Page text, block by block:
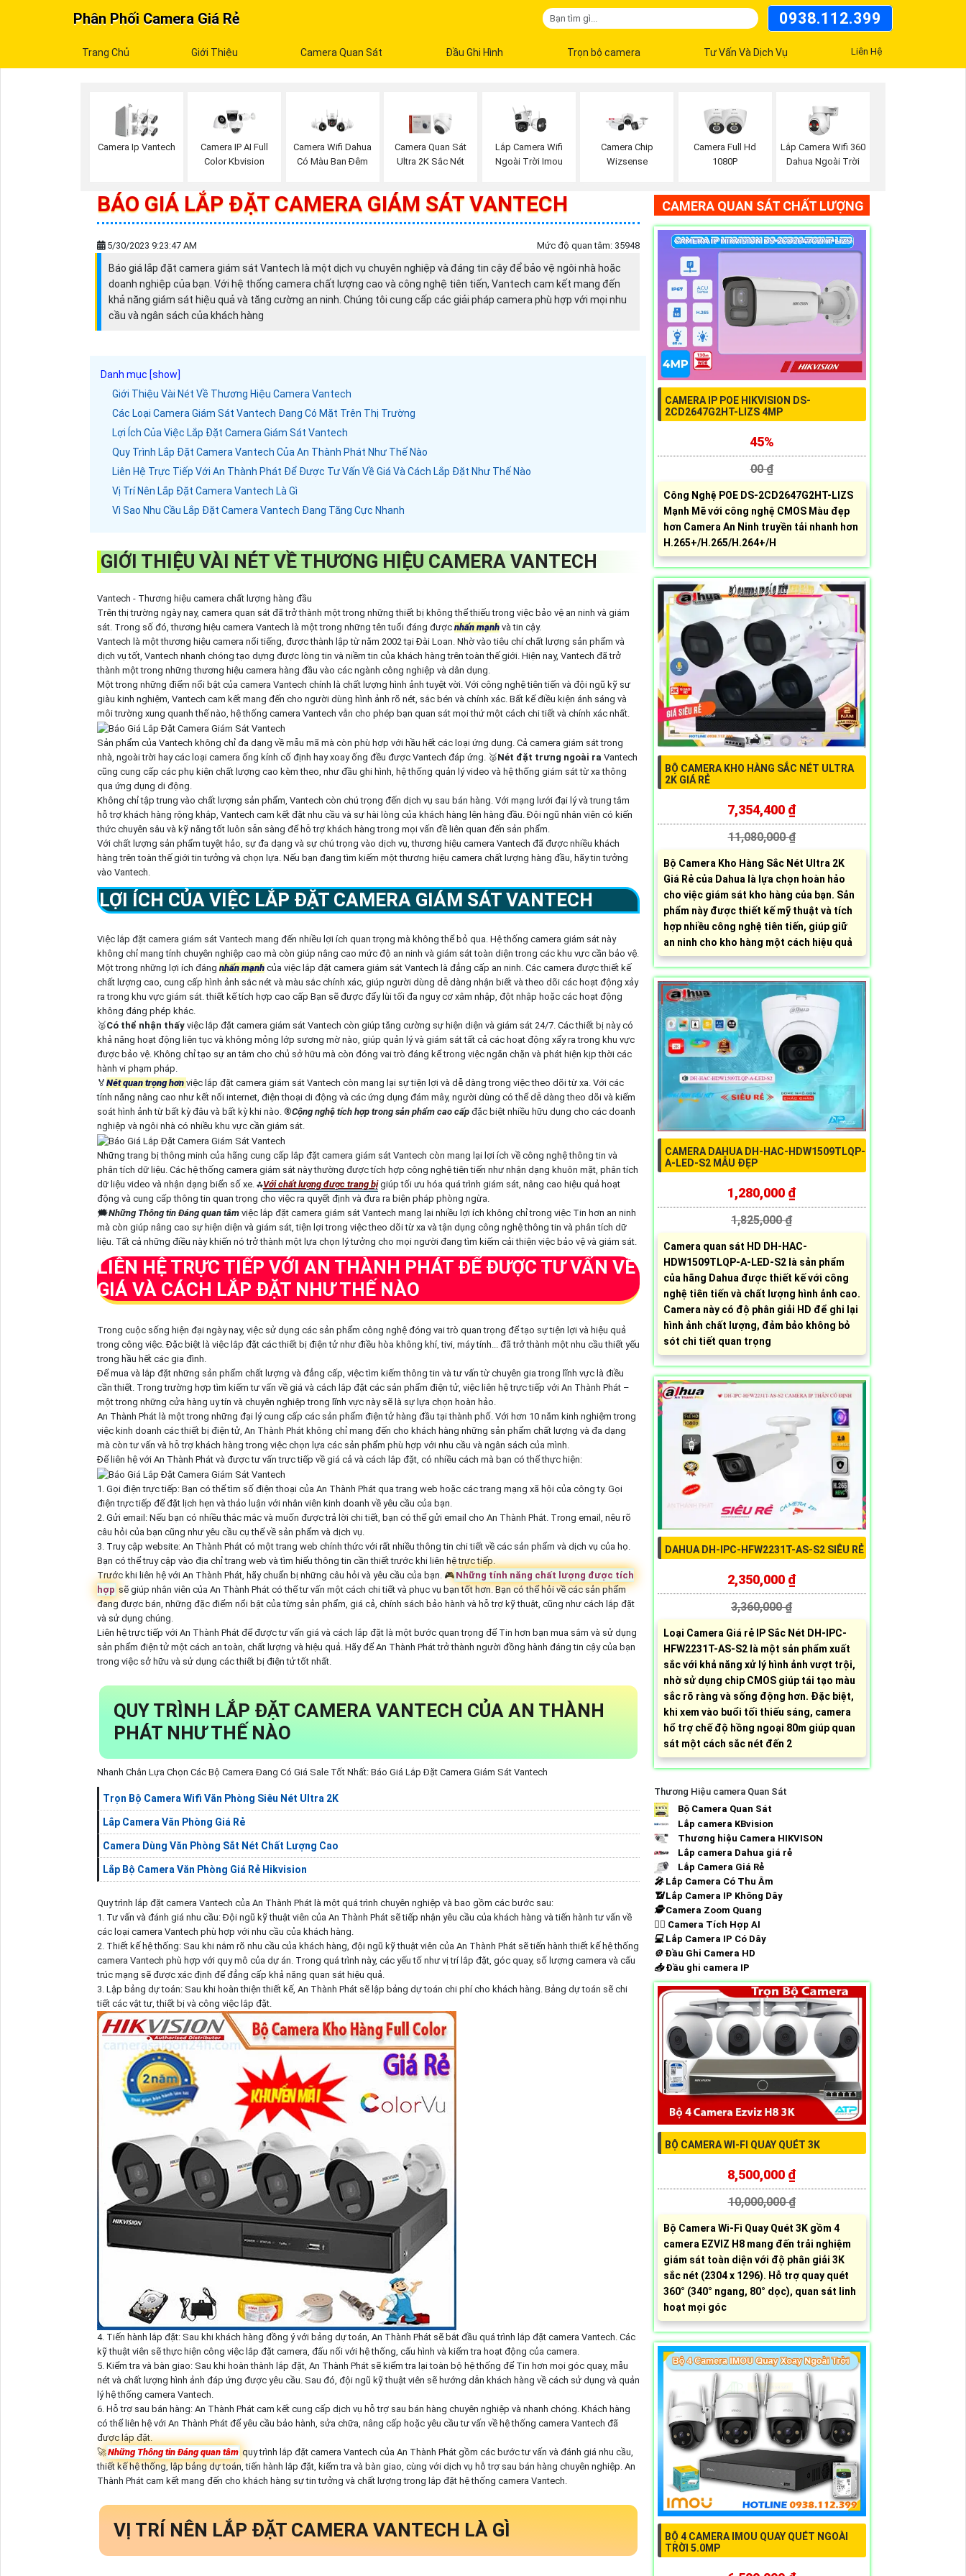
Phân Phối Camera Giá Rẻ 0938.112.399
Trang Chủ Giới Thiệu Camera Quan Sát Đầu Ghi Hình Trọn bộ camera Tư Vấn Và Dịch Vụ Liên Hệ
Camera Ip Vantech
Camera IP AI Full
Color Kbvision
Camera Wifi Dahua
Có Màu Ban Đêm
Camera Quan Sát
Ultra 2K Sắc Nét
Lắp Camera Wifi
Ngoài Trời Imou
Camera Chip
Wizsense
Camera Full Hd
1080P
Lắp Camera Wifi 360
Dahua Ngoài Trời
BÁO GIÁ LẮP ĐẶT CAMERA GIÁM SÁT VANTECH
5/30/2023 9:23:47 AM Mức độ quan tâm: 35948
Báo giá lắp đặt camera giám sát Vantech là một dịch vụ chuyên nghiệp và đáng tin cậy để bảo vệ ngôi nhà hoặc
doanh nghiệp của bạn. Với hệ thống camera chất lượng cao và công nghệ tiên tiến, Vantech cam kết mang đến
khả năng giám sát hiệu quả và tăng cường an ninh. Chúng tôi cung cấp các giải pháp camera phù hợp với mọi nhu
cầu và ngân sách của khách hàng
Giới Thiệu Vài Nét Về Thương Hiệu Camera Vantech
Các Loại Camera Giám Sát Vantech Đang Có Mặt Trên Thị Trường
Lợi Ích Của Việc Lắp Đặt Camera Giám Sát Vantech
Quy Trình Lắp Đặt Camera Vantech Của An Thành Phát Như Thế Nào
Liên Hệ Trực Tiếp Với An Thành Phát Để Được Tư Vấn Về Giá Và Cách Lắp Đặt Như Thế Nào
Vị Trí Nên Lắp Đặt Camera Vantech Là Gì
Vì Sao Nhu Cầu Lắp Đặt Camera Vantech Đang Tăng Cực Nhanh
GIỚI THIỆU VÀI NÉT VỀ THƯƠNG HIỆU CAMERA VANTECH
Vantech - Thương hiệu camera chất lượng hàng đầu
Trên thị trường ngày nay, camera quan sát đã trở thành một trong những thiết bị không thể thiếu trong việc bảo vệ an ninh và giám
sát. Trong số đó, thương hiệu camera Vantech là một trong những tên tuổi đáng được nhấn mạnhvà tin cậy.
Vantech là một thương hiệu camera nổi tiếng, được thành lập từ năm 2002 tại Đài Loan. Nhờ vào tiêu chí chất lượng sản phẩm và
dịch vụ tốt, Vantech nhanh chóng tạo dựng được lòng tin và niềm tin của khách hàng trên toàn thế giới. Hiện nay, Vantech đã trở
thành một trong những thương hiệu camera hàng đầu vào các ngành công nghiệp và dân dụng.
Một trong những điểm nổi bật của camera Vantech chính là chất lượng hình ảnh tuyệt vời. Với công nghệ tiên tiến và đội ngũ kỹ sư
giàu kinh nghiệm, Vantech cam kết mang đến cho người dùng hình ảnh rõ nét, sắc bén và chính xác. Bất kể điều kiện ánh sáng và
môi trường xung quanh thế nào, hệ thống camera Vantech vẫn cho phép bạn quan sát mọi thứ một cách chi tiết và chính xác nhất.
Sản phẩm của Vantech không chỉ đa dạng về mẫu mã mà còn phù hợp với hầu hết các loại ứng dụng. Cả camera giám sát trong
nhà, ngoài trời hay các loại camera ống kính cố định hay xoay ống đều được Vantech đáp ứng. 🥈️Nét đặt trưng ngoài ra Vantech
cũng cung cấp các phụ kiện chất lượng cao kèm theo, như đầu ghi hình, hệ thống quản lý video và hệ thống giám sát từ xa thông
qua ứng dụng di động.
Không chỉ tập trung vào chất lượng sản phẩm, Vantech còn chú trọng đến dịch vụ sau bán hàng. Với mạng lưới đại lý và trung tâm
hỗ trợ khách hàng rộng khắp, Vantech cam kết đặt nhu cầu và sự hài lòng của khách hàng lên hàng đầu. Đội ngũ nhân viên có kiến
thức chuyên sâu và kỹ năng tốt luôn sẵn sàng để hỗ trợ khách hàng trong mọi vấn đề liên quan đến sản phẩm.
Với chất lượng sản phẩm tuyệt hảo, sự đa dạng và sự chú trọng vào dịch vụ, thương hiệu camera Vantech đã được nhiều khách
hàng trên toàn thế giới tin tưởng và chọn lựa. Nếu bạn đang tìm kiếm một thương hiệu camera chất lượng hàng đầu, hãy tin tưởng
vào Vantech.
LỢI ÍCH CỦA VIỆC LẮP ĐẶT CAMERA GIÁM SÁT VANTECH
Việc lắp đặt camera giám sát Vantech mang đến nhiều lợi ích quan trọng mà không thể bỏ qua. Hệ thống camera giám sát này
không chỉ mang tính chuyên nghiệp cao mà còn giúp nâng cao mức độ an ninh và giám sát toàn diện trong các khu vực cần bảo vệ.
Một trong những lợi ích đáng nhấn mạnhcủa việc lắp đặt camera giám sát Vantech là đẳng cấp an ninh. Các camera được thiết kế
chất lượng cao, cung cấp hình ảnh sắc nét và màu sắc chính xác, giúp người dùng dễ dàng nhận biết và theo dõi các hoạt động xảy
ra trong khu vực giám sát. thiết kế tích hợp cao cấp Bạn sẽ được đẩy lùi tối đa nguy cơ xâm nhập, đột nhập hoặc các hoạt động
không đáng phép khác.
🥈️Có thể nhận thấyviệc lắp đặt camera giám sát Vantech còn giúp tăng cường sự hiện diện và giám sát 24/7. Các thiết bị này có
khả năng hoạt động liên tục và không mỏng lớp sương mờ nào, giúp quản lý và giám sát tất cả các hoạt động xẩy ra trong khu vực
được bảo vệ. Không chỉ tạo sự an tâm cho chủ sở hữu mà còn đóng vai trò đáng kể trong việc ngăn chặn và phát hiện kịp thời các
hành vi phạm pháp.
️🏅️ Nét quan trọng hơn việc lắp đặt camera giám sát Vantech còn mang lại sự tiện lợi và dễ dàng trong việc theo dõi từ xa. Với các
tính năng nâng cao như kết nối internet, điện thoại di động và các ứng dụng đám mây, người dùng có thể dễ dàng theo dõi và kiểm
soát hình ảnh từ bất kỳ đâu và bất kỳ khi nào. ®️Cộng nghệ tích hợp trong sản phẩm cao cấpđặc biệt nhiều hữu dụng cho các doanh
nghiệp và ngôi nhà có nhiều khu vực cần giám sát.
Những trang bị thông minh của hãng cung cấp lắp đặt camera giám sát Vantech còn mang lại lợi ích về công nghệ thông tin và
phân tích dữ liệu. Các hệ thống camera giám sát này thường được tích hợp công nghệ tiên tiến như nhận dạng khuôn mặt, phân tích
dữ liệu video và nhận dạng biển số xe. ⁂Với chất lượng được trang bịgiúp tối ưu hóa quá trình giám sát, nâng cao hiệu quả hoạt
động và cung cấp thông tin quan trọng cho việc ra quyết định và đưa ra biện pháp phòng ngừa.
🗯️Những Thông tin Đáng quan tâmviệc lắp đặt camera giám sát Vantech mang lại nhiều lợi ích không chỉ trong việc Tin hơn an ninh
mà còn giúp nâng cao sự hiện diện và giám sát, tiện lợi trong việc theo dõi từ xa và tận dụng công nghệ thông tin và phân tích dữ
liệu. Tất cả những điều này khiến nó trở thành một lựa chọn lý tưởng cho mọi người đang tìm kiếm cải thiện việc bảo vệ và giám sát.
LIÊN HỆ TRỰC TIẾP VỚI AN THÀNH PHÁT ĐỂ ĐƯỢC TƯ VẤN VỀ
GIÁ VÀ CÁCH LẮP ĐẶT NHƯ THẾ NÀO
Trong cuộc sống hiện đại ngày nay, việc sử dụng các sản phẩm công nghệ đóng vai trò quan trọng để tạo sự tiện lợi và hiệu quả
trong công việc. Đặc biệt là việc lắp đặt các thiết bị điện tử như điều hòa không khí, tivi, máy tính... đã trở thành một nhu cầu thiết yếu
trong hầu hết các gia đình.
Để mua và lắp đặt những sản phẩm chất lượng và đẳng cấp, việc tìm kiếm thông tin và tư vấn từ chuyên gia trong lĩnh vực là điều
cần thiết. Trong trường hợp tìm kiếm tư vấn về giá và cách lắp đặt các sản phẩm điện tử, việc liên hệ trực tiếp với An Thành Phát –
một trong những cửa hàng uy tín và chuyên nghiệp trong lĩnh vực này sẽ là sự lựa chọn hoàn hảo.
An Thành Phát là một trong những đại lý cung cấp các sản phẩm điện tử hàng đầu tại thành phố. Với hơn 10 năm kinh nghiệm trong
việc kinh doanh các thiết bị điện tử, An Thành Phát không chỉ mang đến cho khách hàng những sản phẩm chất lượng và đa dạng
mà còn tư vấn và hỗ trợ khách hàng trong việc chọn lựa các sản phẩm phù hợp với nhu cầu và ngân sách của mình.
Để liên hệ với An Thành Phát và được tư vấn trực tiếp về giá cả và cách lắp đặt, có nhiều cách mà bạn có thể thực hiện:
1. Gọi điện trực tiếp: Bạn có thể tìm số điện thoại của An Thành Phát qua trang web hoặc các trang mạng xã hội của công ty. Gọi
điện trực tiếp để đặt lịch hẹn và thảo luận với nhân viên kinh doanh về yêu cầu của bạn.
2. Gửi email: Nếu bạn có nhiều thắc mắc và muốn được trả lời chi tiết, bạn có thể gửi email cho An Thành Phát. Trong email, nêu rõ
câu hỏi của bạn cũng như yêu cầu cụ thể về sản phẩm và dịch vụ.
3. Truy cập website: An Thành Phát có một trang web chính thức với rất nhiều thông tin chi tiết về các sản phẩm và dịch vụ của họ.
Bạn có thể truy cập vào địa chỉ trang web và tìm hiểu thông tin cần thiết trước khi liên hệ trực tiếp.
Trước khi liên hệ với An Thành Phát, hãy chuẩn bị những câu hỏi và yêu cầu của bạn. 🎮 Những tính năng chất lượng được tích
hợp sẽ giúp nhân viên của An Thành Phát có thể tư vấn một cách chi tiết và phục vụ bạn tốt hơn. Bạn có thể hỏi về các sản phẩm
đang được bán, những đặc điểm nổi bật của từng sản phẩm, giá cả, chính sách bảo hành và hỗ trợ kỹ thuật, cũng như cách lắp đặt
và sử dụng chúng.
Liên hệ trực tiếp với An Thành Phát để được tư vấn giá và cách lắp đặt là một bước quan trọng để Tin hơn bạn mua sắm và sử dụng
sản phẩm điện tử một cách an toàn, chất lượng và hiệu quả. Hãy để An Thành Phát trở thành người đồng hành đáng tin cậy của bạn
trong việc sở hữu và sử dụng các thiết bị điện tử tốt nhất.
QUY TRÌNH LẮP ĐẶT CAMERA VANTECH CỦA AN THÀNH
PHÁT NHƯ THẾ NÀO
Nhanh Chân Lựa Chọn Các Bộ Camera Đang Có Giá Sale Tốt Nhất: Báo Giá Lắp Đặt Camera Giám Sát Vantech
Trọn Bộ Camera Wifi Văn Phòng Siêu Nét Ultra 2K
Lắp Camera Văn Phòng Giá Rẻ
Camera Dùng Văn Phòng Sắt Nét Chất Lượng Cao
Lắp Bộ Camera Văn Phòng Giá Rẻ Hikvision
Quy trình lắp đặt camera Vantech của An Thành Phát là một quá trình chuyên nghiệp và bao gồm các bước sau:
1. Tư vấn và đánh giá nhu cầu: Đội ngũ kỹ thuật viên của An Thành Phát sẽ tiếp nhận yêu cầu của khách hàng và tiến hành tư vấn về
các loại camera Vantech phù hợp với nhu cầu của khách hàng.
2. Thiết kế hệ thống: Sau khi nắm rõ nhu cầu của khách hàng, đội ngũ kỹ thuật viên của An Thành Phát sẽ tiến hành thiết kế hệ thống
camera Vantech phù hợp với quy mô của dự án. Trong quá trình này, các yếu tố như vị trí lắp đặt, góc quay, số lượng camera và cấu
trúc mạng sẽ được xác định để đẳng cấp khả năng quan sát hiệu quả.
3. Lập bảng dự toán: Sau khi hoàn thiện thiết kế, An Thành Phát sẽ lập bảng dự toán chi phí cho khách hàng. Bảng dự toán sẽ chi
tiết các vật tư, thiết bị và công việc lắp đặt.
4. Tiến hành lắp đặt: Sau khi khách hàng đồng ý với bảng dự toán, An Thành Phát sẽ bắt đầu quá trình lắp đặt camera Vantech. Các
kỹ thuật viên sẽ thực hiện công việc lắp đặt camera, đấu nối với hệ thống, cấu hình và kiểm tra hoạt động của camera.
5. Kiểm tra và bàn giao: Sau khi hoàn thành lắp đặt, An Thành Phát sẽ kiểm tra lại toàn bộ hệ thống để Tin hơn mọi góc quay, mẫu
nét và chất lượng hình ảnh đáp ứng được yêu cầu. Sau đó, đội ngũ kỹ thuật viên sẽ hướng dẫn khách hàng về cách sử dụng và quản
lý hệ thống camera Vantech.
6. Hỗ trợ sau bán hàng: An Thành Phát cam kết cung cấp dịch vụ hỗ trợ sau bán hàng chuyên nghiệp và nhanh chóng. Khách hàng
có thể liên hệ với An Thành Phát để yêu cầu bảo hành, sửa chữa, nâng cấp hoặc yêu cầu tư vấn về hệ thống camera Vantech đã
được lắp đặt.
🚀Những Thông tin Đáng quan tâm quy trình lắp đặt camera Vantech của An Thành Phát gồm các bước tư vấn và đánh giá nhu cầu,
thiết kế hệ thống, lập bảng dự toán, tiến hành lắp đặt, kiểm tra và bàn giao, cùng với dịch vụ hỗ trợ sau bán hàng chuyên nghiệp. An
Thành Phát cam kết mang đến cho khách hàng sự tin tưởng và chất lượng trong lắp đặt hệ thống camera Vantech.
VỊ TRÍ NÊN LẮP ĐẶT CAMERA VANTECH LÀ GÌ
CAMERA QUAN SÁT CHẤT LƯỢNG
CAMERA IP POE HIKVISION DS-
2CD2647G2HT-LIZS 4MP
45%
00 ₫
Công Nghệ POE DS-2CD2647G2HT-LIZS
Mạnh Mẽ với công nghệ CMOS Màu đẹp
hơn Camera An Ninh truyền tải nhanh hơn
H.265+/H.265/H.264+/H
BỘ CAMERA KHO HÀNG SẮC NÉT ULTRA
2K GIÁ RẺ
7,354,400 ₫
11,080,000 ₫
Bộ Camera Kho Hàng Sắc Nét Ultra 2K
Giá Rẻ của Dahua là lựa chọn hoàn hảo
cho việc giám sát kho hàng của bạn. Sản
phẩm này được thiết kế mỹ thuật và tích
hợp nhiều công nghệ tiên tiến, giúp giữ
an ninh cho kho hàng một cách hiệu quả
CAMERA DAHUA DH-HAC-HDW1509TLQP-
A-LED-S2 MẪU ĐẸP
1,280,000 ₫
1,825,000 ₫
Camera quan sát HD DH-HAC-
HDW1509TLQP-A-LED-S2 là sản phẩm
của hãng Dahua được thiết kế với công
nghệ tiên tiến và chất lượng hình ảnh cao.
Camera này có độ phân giải HD để ghi lại
hình ảnh chất lượng, đảm bảo không bỏ
sót chi tiết quan trọng
DAHUA DH-IPC-HFW2231T-AS-S2 SIÊU RẺ
2,350,000 ₫
3,360,000 ₫
Loại Camera Giá rẻ IP Sắc Nét DH-IPC-
HFW2231T-AS-S2 là một sản phẩm xuất
sắc với khả năng xử lý hình ảnh vượt trội,
nhờ sử dụng chip CMOS giúp tái tạo màu
sắc rõ ràng và sống động hơn. Đặc biệt,
khi xem vào buổi tối thiếu sáng, camera
hổ trợ chế độ hồng ngoại 80m giúp quan
sát một cách sắc nét đến 2
Thương Hiệu camera Quan Sát
Bộ Camera Quan Sát
Lắp camera KBvision
Thương hiệu Camera HIKVISON
Lắp camera Dahua giá rẻ
Lắp Camera Giá Rẻ
️🎤️ Lắp Camera Có Thu Âm
📶Lắp Camera IP Không Dây
🕵️Camera Zoom Quang
🧛‍♀️ Camera Tích Hợp AI
💻Lắp Camera IP Có Dây
⚙️Đầu Ghi Camera HD
📥Đầu ghi camera IP
BỘ CAMERA WI-FI QUAY QUÉT 3K
8,500,000 ₫
10,000,000 ₫
Bộ Camera Wi-Fi Quay Quét 3K gồm 4
camera EZVIZ H8 mang đến trải nghiệm
giám sát toàn diện với độ phân giải 3K
sắc nét (2304 x 1296). Hỗ trợ quay quét
360° (340° ngang, 80° dọc), quan sát linh
hoạt mọi góc
BỘ 4 CAMERA IMOU QUAY QUÉT NGOÀI
TRỜI 5.0MP